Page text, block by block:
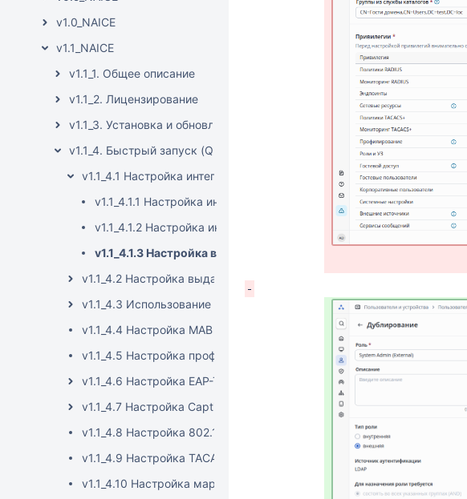
v1.0_NAICE
v1.1_NAICE
v1.1_1. Общее описание
v1.1_2. Лицензирование
v1.1_3. Установка и обновление
v1.1_4. Быстрый запуск (Quickstart)
v1.1_4.1 Настройка интеграции с внешними источниками
v1.1_4.1.1 Настройка интеграции с Active Directory
v1.1_4.1.2 Настройка интеграции с OpenLDAP
v1.1_4.1.3 Настройка входа в систему через внешний источник
v1.1_4.2 Настройка выдачи RADIUS-атрибутов
v1.1_4.3 Использование атрибутов при создании логических условий
v1.1_4.4 Настройка MAB (MAC Authentication Bypass)
v1.1_4.5 Настройка профилирования
v1.1_4.6 Настройка EAP-TLS аутентификации
v1.1_4.7 Настройка Captive Portal
v1.1_4.8 Настройка 802.1x авторизации в связке с WLC+AP
v1.1_4.9 Настройка TACACS+ аутентификации/авторизации
v1.1_4.10 Настройка маршрутов событий для интеграции с SIEM (с